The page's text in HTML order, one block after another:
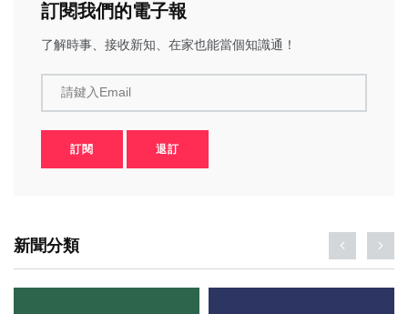
訂閱我們的電子報
了解時事、接收新知、在家也能當個知識通！
請鍵入Email
訂閱 退訂
新聞分類